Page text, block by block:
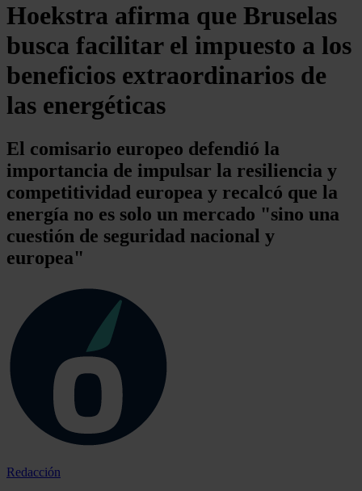
Hoekstra afirma que Bruselas
busca facilitar el impuesto a los
beneficios extraordinarios de
las energéticas
El comisario europeo defendió la
importancia de impulsar la resiliencia y
competitividad europea y recalcó que la
energía no es solo un mercado "sino una
cuestión de seguridad nacional y
europea"
Redacción